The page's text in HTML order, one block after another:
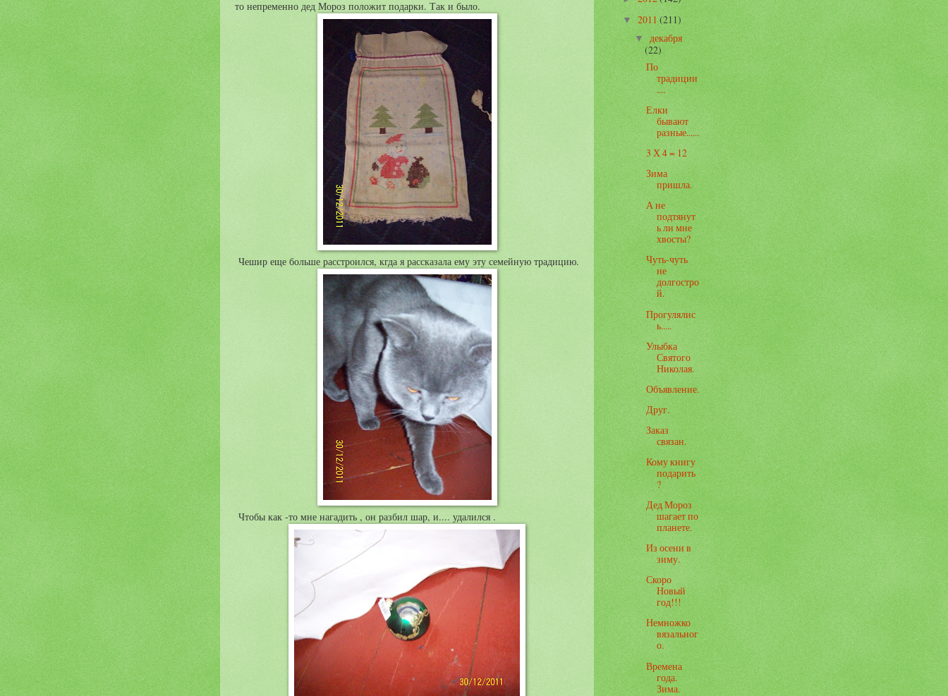
то непременно дед Мороз положит подарки. Так и было.
Чешир еще больше расстроился, кгда я рассказала ему эту семейную традицию.
Чтобы как -то мне нагадить , он разбил шар, и.... удалился .
▼2011(211)
▼декабря
(22)
По
традиции
....
Елки
бывают
разные......
3 Х 4 = 12
Зима
пришла.
А не
подтянут
ь ли мне
хвосты?
Чуть-чуть
не
долгостро
й.
Прогулялис
ь.....
Улыбка
Святого
Николая.
Объявление.
Друг.
Заказ
связан.
Кому книгу
подарить
?
Дед Мороз
шагает по
планете.
Из осени в
зиму.
Скоро
Новый
год!!!
Немножко
вязальног
о.
Времена
года.
Зима.